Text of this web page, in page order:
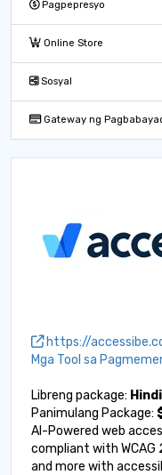
Pagpepresyo
Online Store
Sosyal
Gateway ng
https://
Mga Tool sa
Libreng package: Hindi
Panimulang Package:
AI-Powered web
compliant with WCAG
and more with